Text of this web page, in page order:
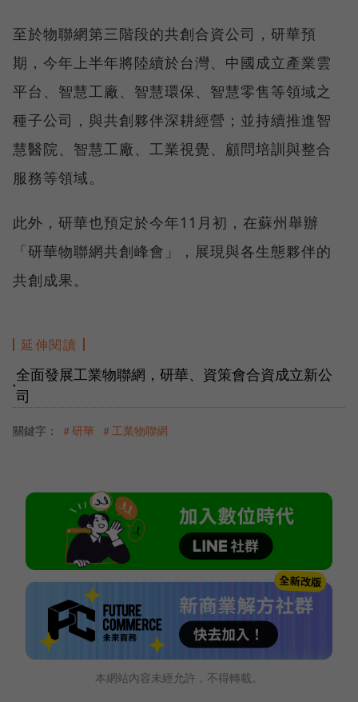
至於物聯網第三階段的共創合資公司，研華預
期，今年上半年將陸續於台灣、中國成立產業雲
平台、智慧工廠、智慧環保、智慧零售等領域之
種子公司，與共創夥伴深耕經營；並持續推進智
慧醫院、智慧工廠、工業視覺、顧問培訓與整合
服務等領域。
此外，研華也預定於今年11月初，在蘇州舉辦
「研華物聯網共創峰會」，展現與各生態夥伴的
共創成果。
延伸閱讀
●
全面發展工業物聯網，研華、資策會合資成立新公
司
關鍵字： ＃研華 ＃工業物聯網
本網站內容未經允許，不得轉載。